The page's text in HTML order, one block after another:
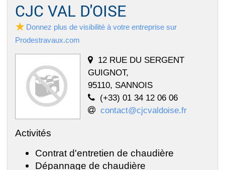
CJC VAL D'OISE
Donnez plus de visibilité à votre entreprise sur
Prodestravaux.com
12 RUE DU SERGENT
GUIGNOT,
95110, SANNOIS
(+33) 01 34 12 06 06
contact@cjcvaldoise.fr
Activités
Contrat d'entretien de chaudière
Dépannage de chaudière